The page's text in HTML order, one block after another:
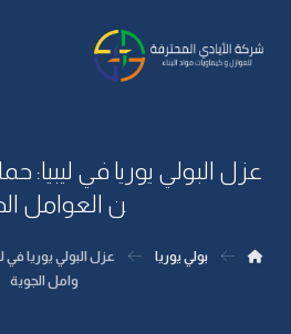
عزل البولي يوريا في ليبيا:
ن العوامل
بولي يوريا
عزل البولي يوريا في
وامل الجوية